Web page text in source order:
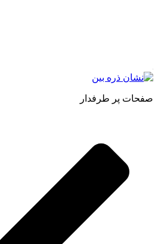
صفحات پر طرفدار